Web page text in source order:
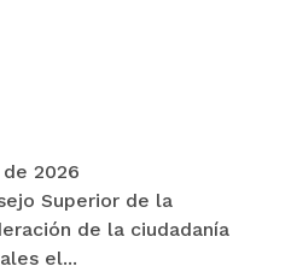
2026
Superior de la
de la ciudadanía
el...